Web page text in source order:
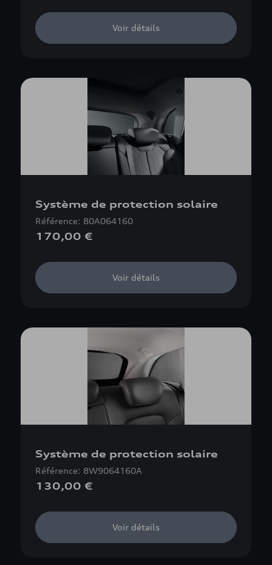
Voir détails
Système de protection solaire
Référence: 80A064160
170,00 €
Voir détails
Système de protection solaire
Référence: 8W9064160A
130,00 €
Voir détails